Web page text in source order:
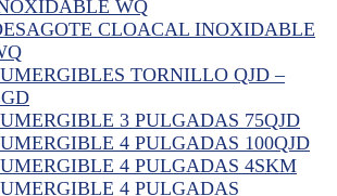
WQ
CLOACAL INOXIDABLE
TORNILLO QJD –
3 PULGADAS 75QJD
4 PULGADAS 100QJD
4 PULGADAS 4SKM
4 PULGADAS